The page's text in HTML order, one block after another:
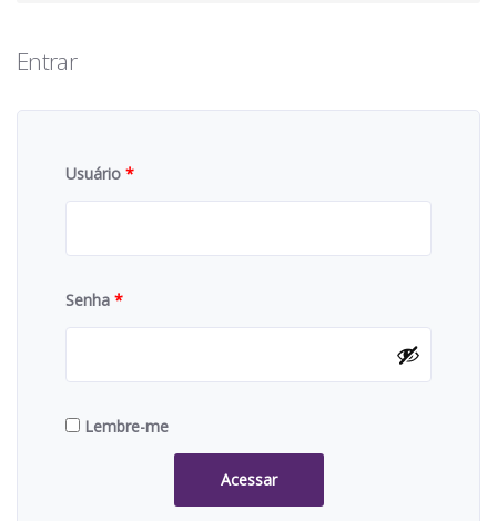
Entrar
Usuário *
Senha *
Lembre-me
Acessar